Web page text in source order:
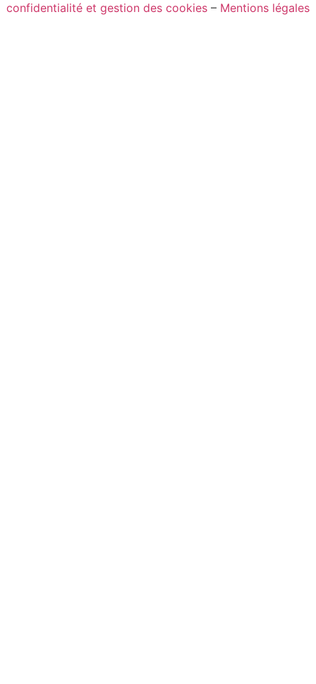
confidentialité et gestion des cookies – Mentions légales